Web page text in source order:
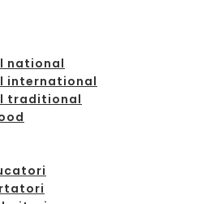
national
international
traditional